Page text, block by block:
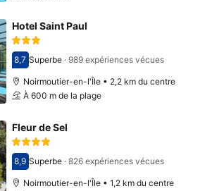
Hotel Saint Paul
Avec une note de 8,7
8,7 Superbe· 989 expériences vécues
Noirmoutier-en-l'Île • 2,2 km du centre
À 600 m de la plage
Fleur de Sel
Avec une note de 8,9
8,9 Superbe· 826 expériences vécues
Noirmoutier-en-l'Île • 1,2 km du centre